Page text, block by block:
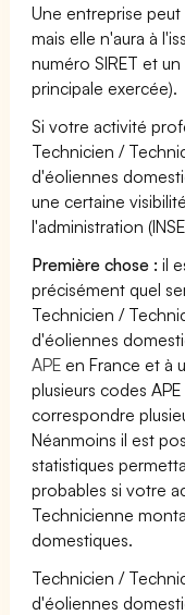
Une entreprise
mais elle n'aura à
numéro SIRET et
principale exercée).
Si votre activité
Technicien /
d'éoliennes
une certaine
l'administration
Première chose : il
précisément quel
Technicien /
d'éoliennes
APE en France et à
plusieurs codes
correspondre
Néanmoins il est
statistiques
probables si votre
Technicienne
domestiques.
Technicien /
d'éoliennes